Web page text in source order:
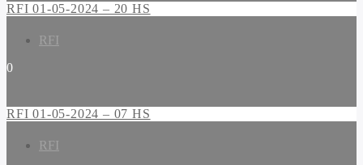
RFI 01-05-2024 – 20 HS
RFI
0
RFI 01-05-2024 – 07 HS
RFI